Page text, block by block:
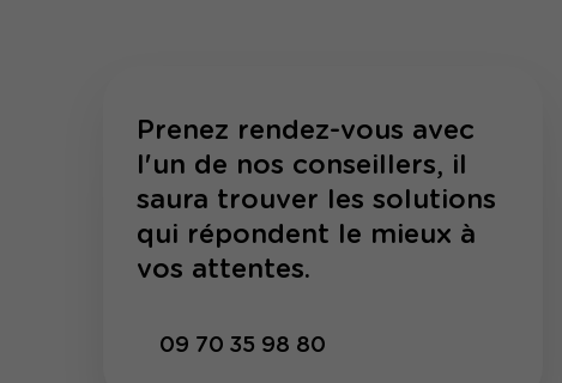
Prenez rendez-vous avec
l'un de nos conseillers, il
saura trouver les solutions
qui répondent le mieux à
vos attentes.
09 70 35 98 80